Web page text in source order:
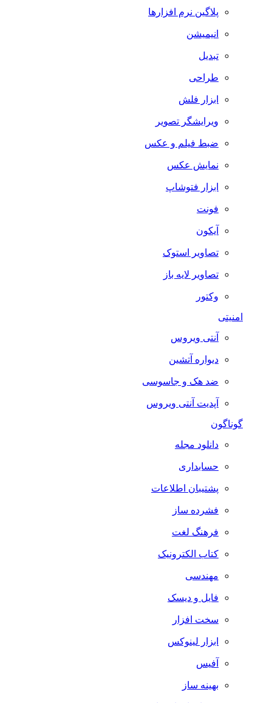
پلاگین نرم افزارها
انیمیشن
تبدیل
طراحی
ابزار فلش
ویرایشگر تصویر
ضبط فيلم و عكس
نمایش عکس
ابزار فتوشاپ
فونت
آیکون
تصاویر استوک
تصاویر لایه باز
وکتور
امنیتی
آنتی ویروس
دیواره آتشین
ضد هک و جاسوسی
آپدیت آنتی ویروس
گوناگون
دانلود مجله
حسابداری
پشتیبان اطلاعات
فشرده ساز
فرهنگ لغت
کتاب الکترونیک
مهندسی
فایل و دیسک
سخت افزار
ابزار لینوکس
آفیس
بهینه ساز